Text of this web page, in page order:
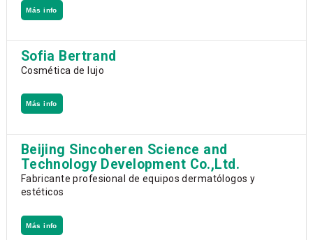
Más info
Sofia Bertrand
Cosmética de lujo
Más info
Beijing Sincoheren Science and
Technology Development Co.,Ltd.
Fabricante profesional de equipos dermatólogos y
estéticos
Más info